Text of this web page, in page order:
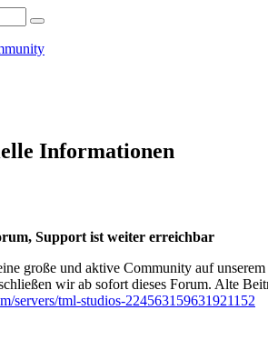
Informationen
Support ist weiter erreichbar
große und aktive Community auf
wir ab sofort dieses Forum. Alte
servers/tml-studios-224563159631921152